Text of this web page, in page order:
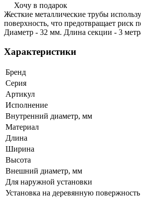
Хочу в подарок
Жесткие металлические трубы
поверхность, что предотвращает
Диаметр - 32 мм. Длина секции - 3
Характеристики
Бренд
Серия
Артикул
Исполнение
Внутренний диаметр, мм
Материал
Длина
Ширина
Высота
Внешний диаметр, мм
Для наружной установки
Установка на деревянную повержность